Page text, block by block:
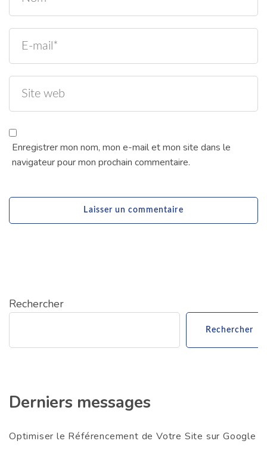
Enregistrer mon nom, mon e-mail et mon site dans le
navigateur pour mon prochain commentaire.
Rechercher
Rechercher
Derniers messages
Optimiser le Référencement de Votre Site sur Google